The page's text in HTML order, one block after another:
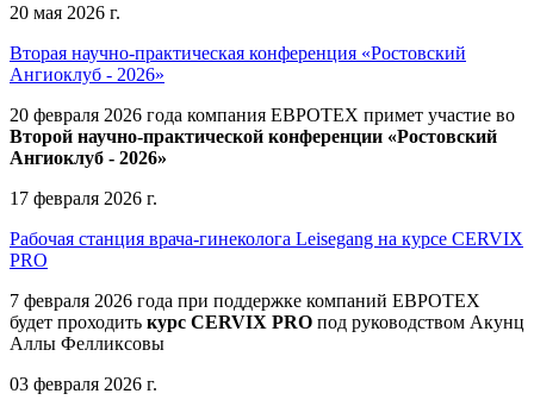
20 мая 2026 г.
Вторая научно-практическая конференция «Ростовский
Ангиоклуб - 2026»
20 февраля 2026 года компания ЕВРОТЕХ примет участие во
Второй научно-практической конференции «Ростовский
Ангиоклуб - 2026»
17 февраля 2026 г.
Рабочая станция врача-гинеколога Leisegang на курсе CERVIX
PRO
7 февраля 2026 года при поддержке компаний ЕВРОТЕХ
будет проходить курс CERVIX PRO под руководством Акунц
Аллы Фелликсовы
03 февраля 2026 г.